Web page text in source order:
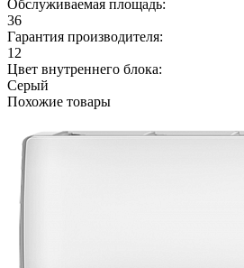
Обслуживаемая площадь:
36
Гарантия производителя:
12
Цвет внутреннего блока:
Серый
Похожие товары